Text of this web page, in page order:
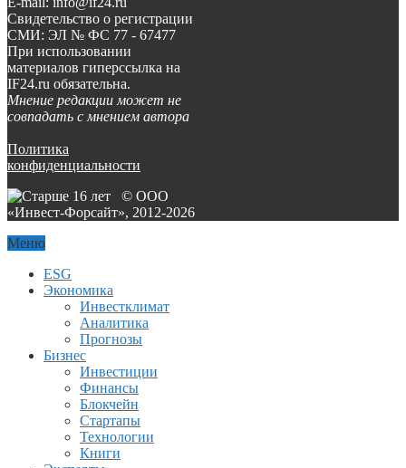
Свидетельство о регистрации
СМИ: ЭЛ № ФС 77 - 67477
При использовании
материалов гиперссылка на
IF24.ru обязательна.
Мнение редакции может не
совпадать с мнением автора
Политика
конфиденциальности
© ООО
«Инвест-Форсайт», 2012-2026
Меню
ESG
Экономика
Инвестклимат
Аналитика
Прогнозы
Бизнес
Инвестиции
Финансы
Блокчейн
Стартапы
Технологии
Книги